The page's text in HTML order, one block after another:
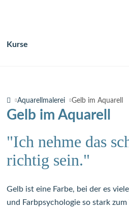
Navigation
Kurse
Aquarellmalerei Gelb im Aquarell
Gelb im Aquarell
"Ich nehme das
richtig sein."
Gelb ist eine Farbe, bei der es
und Farbpsychologie so stark